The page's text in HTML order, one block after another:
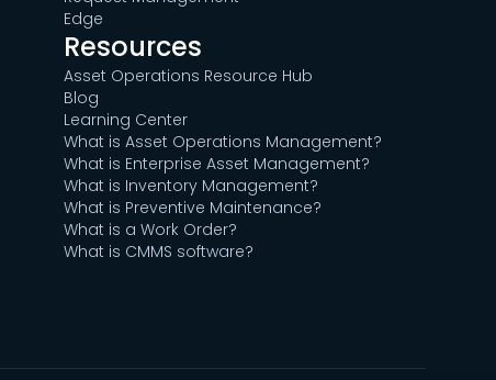
Edge
Resources
Asset Operations Resource Hub
Blog
Learning Center
What is Asset Operations Management?
What is Enterprise Asset Management?
What is Inventory Management?
What is Preventive Maintenance?
What is a Work Order?
What is CMMS software?